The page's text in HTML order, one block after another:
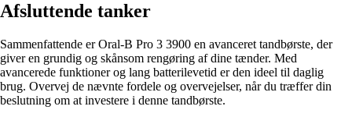
Afsluttende tanker
Sammenfattende er Oral-B Pro 3 3900 en avanceret tandbørste, der
giver en grundig og skånsom rengøring af dine tænder. Med
avancerede funktioner og lang batterilevetid er den ideel til daglig
brug. Overvej de nævnte fordele og overvejelser, når du træffer din
beslutning om at investere i denne tandbørste.